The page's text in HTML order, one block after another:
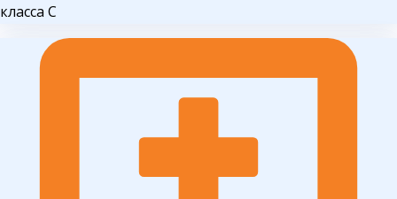
класса С